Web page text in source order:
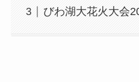
びわ湖大花火大会